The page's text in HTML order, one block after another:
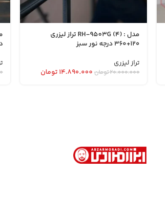
مدل : RH-9503G (4) تراز لیزری
120+360 درجه نور سبز
تراز لیزری
۲۰.۰۰۰.۰۰۰تومان ۱۴.۸۹۰.۰۰۰تومان